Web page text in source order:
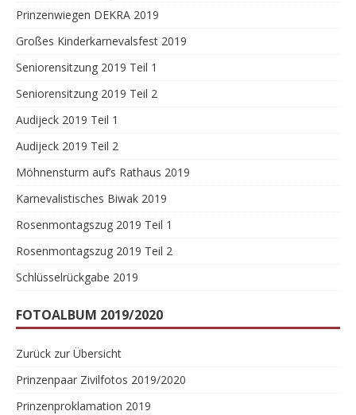
Prinzenwiegen DEKRA 2019
Großes Kinderkarnevalsfest 2019
Seniorensitzung 2019 Teil 1
Seniorensitzung 2019 Teil 2
Audijeck 2019 Teil 1
Audijeck 2019 Teil 2
Möhnensturm auf’s Rathaus 2019
Karnevalistisches Biwak 2019
Rosenmontagszug 2019 Teil 1
Rosenmontagszug 2019 Teil 2
Schlüsselrückgabe 2019
FOTOALBUM 2019/2020
Zurück zur Übersicht
Prinzenpaar Zivilfotos 2019/2020
Prinzenproklamation 2019